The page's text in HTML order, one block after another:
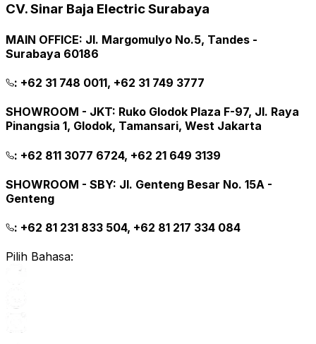
CV. Sinar Baja Electric Surabaya
MAIN OFFICE: Jl. Margomulyo No.5, Tandes -
Surabaya 60186
: +62 31 748 0011, +62 31 749 3777
SHOWROOM - JKT: Ruko Glodok Plaza F-97, Jl. Raya
Pinangsia 1, Glodok, Tamansari, West Jakarta
: +62 811 3077 6724, +62 21 649 3139
SHOWROOM - SBY: Jl. Genteng Besar No. 15A -
Genteng
: +62 81 231 833 504, +62 81 217 334 084
Pilih Bahasa: